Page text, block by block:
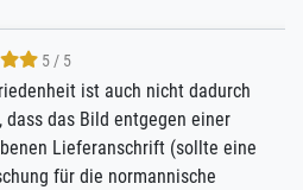
ist auch nicht dadurch
Bild entgegen einer
(sollte eine
die normannische